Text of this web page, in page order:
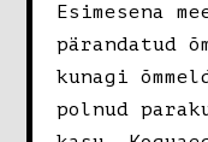
Esimesena
pärandatud
kunagi
polnud